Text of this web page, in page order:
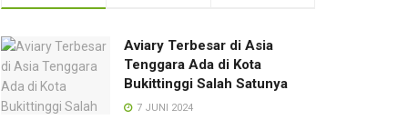
Aviary Terbesar di Asia
Tenggara Ada di Kota
Bukittinggi Salah Satunya
7 JUNI 2024